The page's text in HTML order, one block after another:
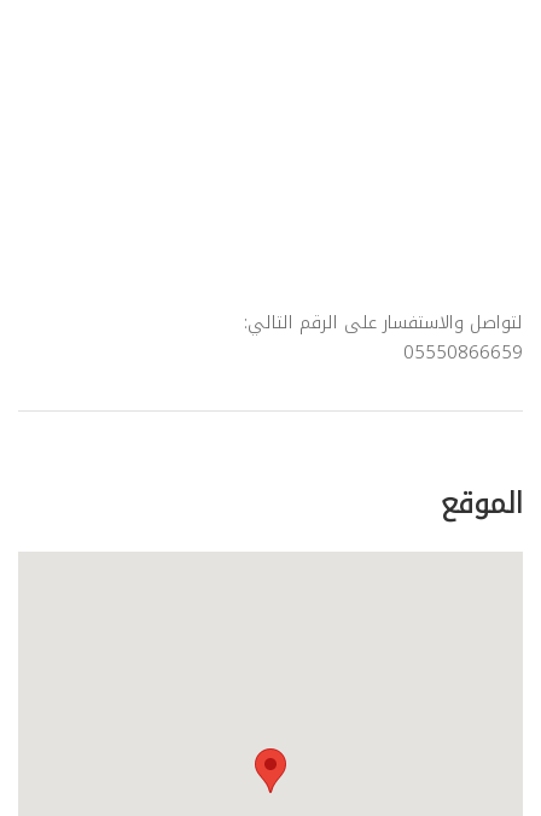
لتواصل والاستفسار على الرقم التالي:
05550866659
الموقع